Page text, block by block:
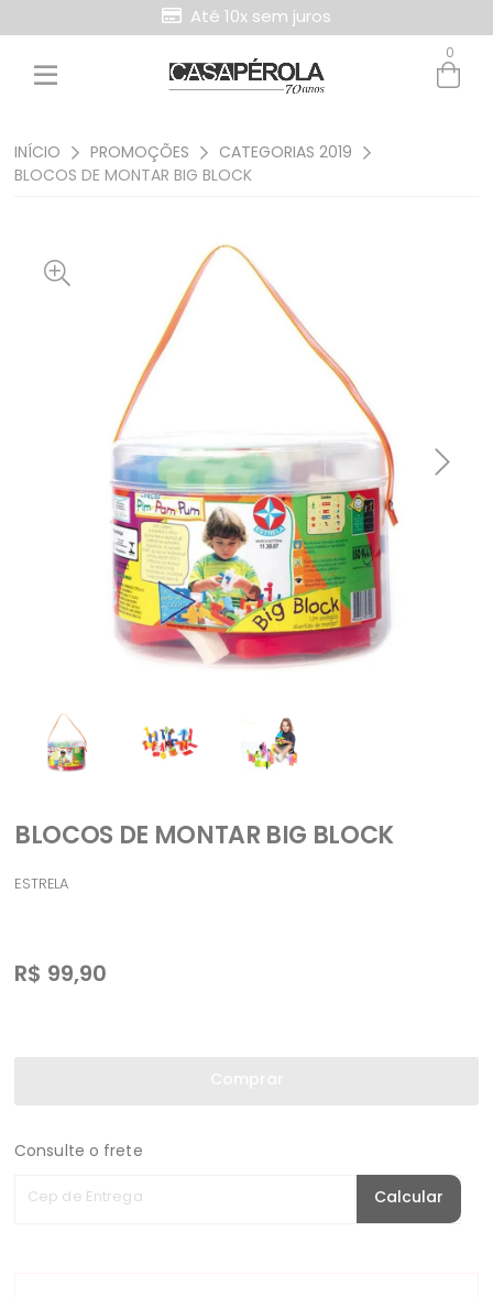
Até 10x sem juros
0
INÍCIO PROMOÇÕES
CATEGORIAS 2019
BLOCOS DE MONTAR BIG BLOCK
BLOCOS DE MONTAR BIG BLOCK
ESTRELA
R$ 99,90
Consulte o frete
Cep de Entrega Calcular